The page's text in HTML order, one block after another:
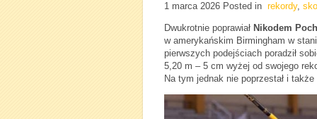
1 marca 2026 Posted in rekordy,
Dwukrotnie poprawiał Nikodem
w amerykańskim Birmingham w
pierwszych podejściach poradził
5,20 m – 5 cm wyżej od swojego
Na tym jednak nie poprzestał i